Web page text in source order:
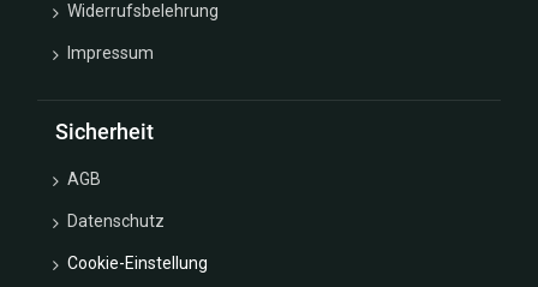
Widerrufsbelehrung
Impressum
Sicherheit
AGB
Datenschutz
Cookie-Einstellung